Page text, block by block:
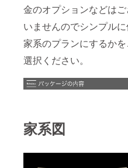
金のオプションなどは
いませんのでシンプル
家系のプランにするか
選択ください。
家系図